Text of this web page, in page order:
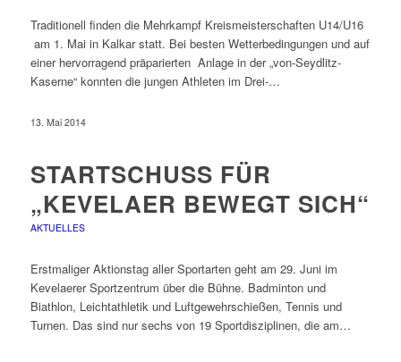
Traditionell finden die Mehrkampf Kreismeisterschaften U14/U16
am 1. Mai in Kalkar statt. Bei besten Wetterbedingungen und auf
einer hervorragend präparierten Anlage in der „von-Seydlitz-
Kaserne“ konnten die jungen Athleten im Drei-…
13. Mai 2014
STARTSCHUSS FÜR
„KEVELAER BEWEGT SICH“
AKTUELLES
Erstmaliger Aktionstag aller Sportarten geht am 29. Juni im
Kevelaerer Sportzentrum über die Bühne. Badminton und
Biathlon, Leichtathletik und Luftgewehrschießen, Tennis und
Turnen. Das sind nur sechs von 19 Sportdisziplinen, die am…